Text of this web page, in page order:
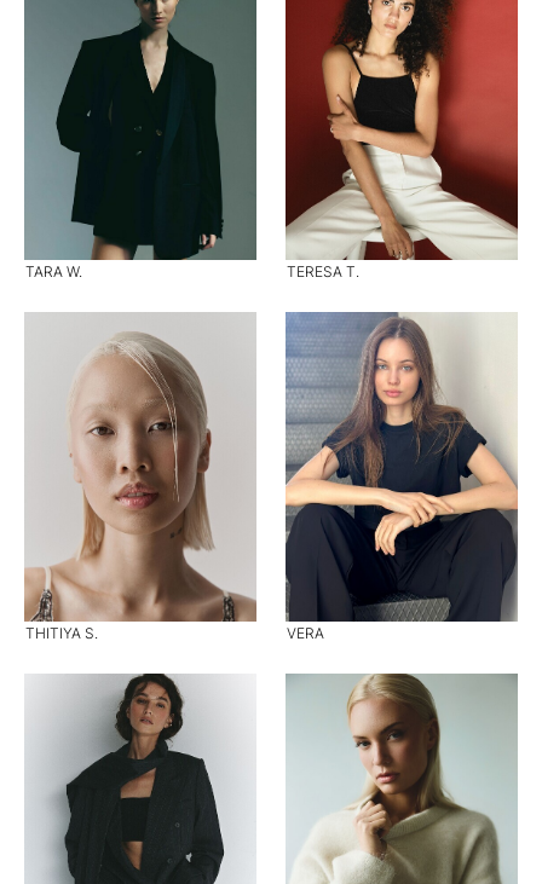
TARA W. TERESA T.
THITIYA S. VERA